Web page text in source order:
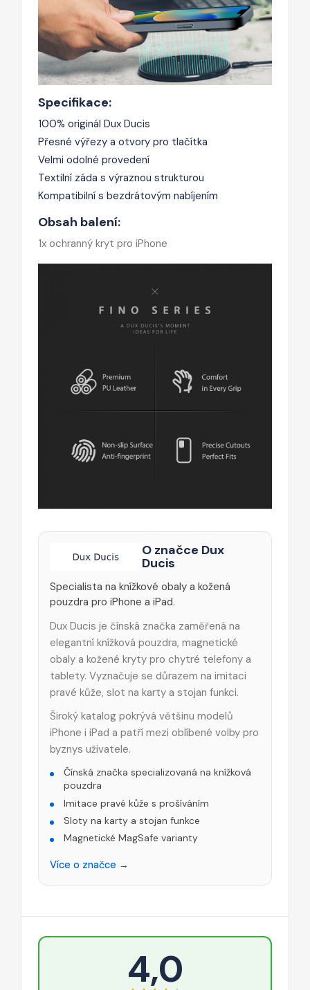
Specifikace:
100% originál Dux Ducis
Přesné výřezy a otvory pro tlačítka
Velmi odolné provedení
Textilní záda s výraznou strukturou
Kompatibilní s bezdrátovým nabíjením
Obsah balení:
1x ochranný kryt pro iPhone
O značce Dux
Ducis
Specialista na knížkové obaly a kožená
pouzdra pro iPhone a iPad.
Dux Ducis je čínská značka zaměřená na
elegantní knížková pouzdra, magnetické
obaly a kožené kryty pro chytré telefony a
tablety. Vyznačuje se důrazem na imitaci
pravé kůže, slot na karty a stojan funkci.
Široký katalog pokrývá většinu modelů
iPhone i iPad a patří mezi oblíbené volby pro
byznys uživatele.
Čínská značka specializovaná na knížková
pouzdra
Imitace pravé kůže s prošíváním
Sloty na karty a stojan funkce
Magnetické MagSafe varianty
Více o značce →
4,0